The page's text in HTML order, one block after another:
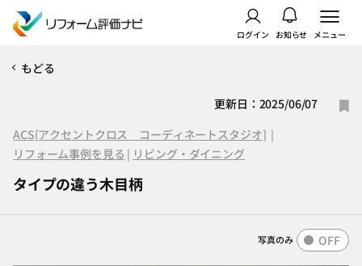
ログイン お知らせ メニュー
もどる
更新日：2025/06/07
ACS[アクセントクロス コーディネートスタジオ] |
リフォーム事例を見る | リビング・ダイニング
タイプの違う木目柄
写真のみ OFF